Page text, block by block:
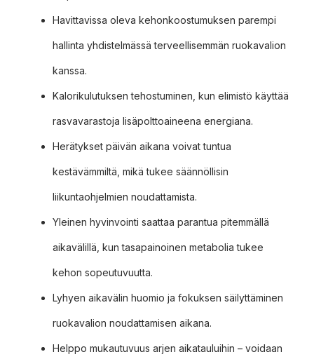
Havittavissa oleva kehonkoostumuksen parempi
hallinta yhdistelmässä terveellisemmän ruokavalion
kanssa.
Kalorikulutuksen tehostuminen, kun elimistö käyttää
rasvavarastoja lisäpolttoaineena energiana.
Herätykset päivän aikana voivat tuntua
kestävämmiltä, mikä tukee säännöllisin
liikuntaohjelmien noudattamista.
Yleinen hyvinvointi saattaa parantua pitemmällä
aikavälillä, kun tasapainoinen metabolia tukee
kehon sopeutuvuutta.
Lyhyen aikavälin huomio ja fokuksen säilyttäminen
ruokavalion noudattamisen aikana.
Helppo mukautuvuus arjen aikatauluihin – voidaan